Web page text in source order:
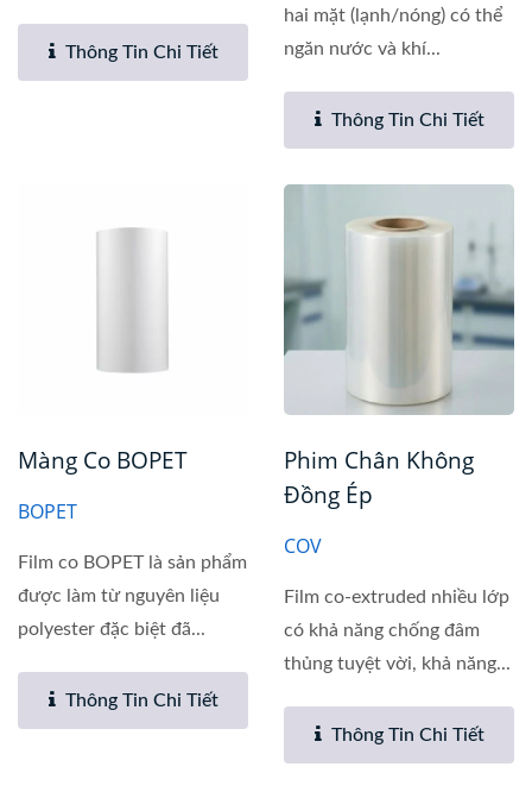
Thông Tin Chi Tiết
hai mặt (lạnh/nóng) có thể
ngăn nước và khí...
Thông Tin Chi Tiết
Màng Co BOPET
BOPET
Film co BOPET là sản phẩm
được làm từ nguyên liệu
polyester đặc biệt đã...
Thông Tin Chi Tiết
Phim Chân Không
Đồng Ép
COV
Film co-extruded nhiều lớp
có khả năng chống đâm
thủng tuyệt vời, khả năng...
Thông Tin Chi Tiết